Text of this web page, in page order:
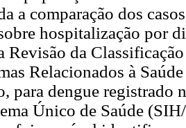
a comparação dos
hospitalização por
Revisão da
Relacionados à
para dengue registrado
Único de Saúde